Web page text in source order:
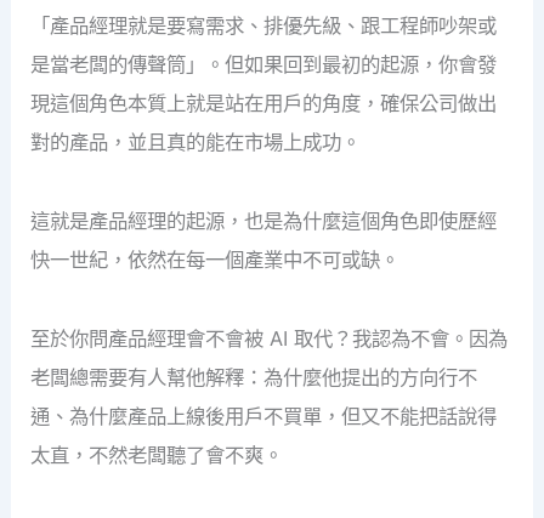
「產品經理就是要寫需求、排優先級、跟工程師吵架或
是當老闆的傳聲筒」。但如果回到最初的起源，你會發
現這個角色本質上就是站在用戶的角度，確保公司做出
對的產品，並且真的能在市場上成功。
這就是產品經理的起源，也是為什麼這個角色即使歷經
快一世紀，依然在每一個產業中不可或缺。
至於你問產品經理會不會被 AI 取代？我認為不會。因為
老闆總需要有人幫他解釋：為什麼他提出的方向行不
通、為什麼產品上線後用戶不買單，但又不能把話說得
太直，不然老闆聽了會不爽。